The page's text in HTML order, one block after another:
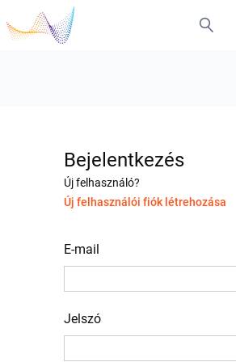
Bejelentkezés
Új felhasználó?
Új felhasználói fiók létrehozása
E-mail
Jelszó